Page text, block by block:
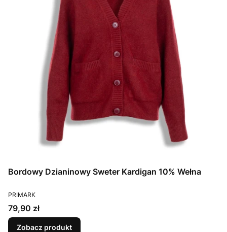
Bordowy Dzianinowy Sweter Kardigan 10% Wełna
PRODUCENT
PRIMARK
Cena
79,90 zł
Zobacz produkt